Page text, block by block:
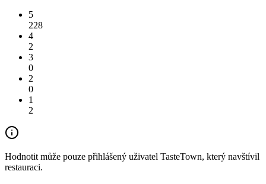
5
228
4
2
3
0
2
0
1
2
Hodnotit může pouze přihlášený uživatel TasteTown, který navštívil
restauraci.